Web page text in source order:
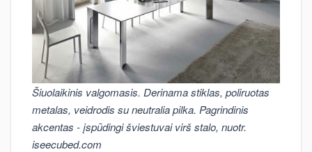
Šiuolaikinis valgomasis. Derinama stiklas, poliruotas
metalas, veidrodis su neutralia pilka. Pagrindinis
akcentas - įspūdingi šviestuvai virš stalo, nuotr.
iseecubed.com